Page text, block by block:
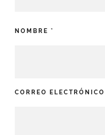
NOMBRE *
CORREO ELECTRÓNICO